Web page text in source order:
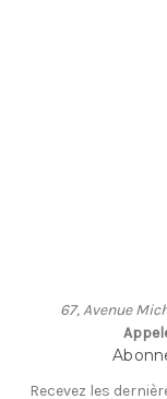
67, Avenue
Recevez les